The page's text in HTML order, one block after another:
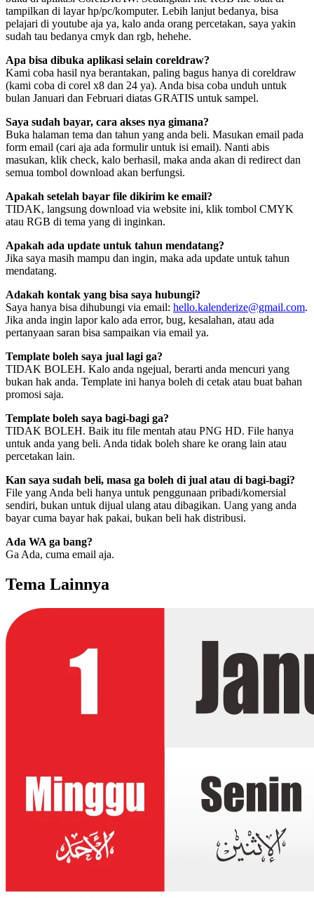
tampilkan di layar hp/pc/komputer. Lebih lanjut bedanya, bisa
pelajari di youtube aja ya, kalo anda orang percetakan, saya yakin
sudah tau bedanya cmyk dan rgb, hehehe.
Apa bisa dibuka aplikasi selain coreldraw?
Kami coba hasil nya berantakan, paling bagus hanya di coreldraw
(kami coba di corel x8 dan 24 ya). Anda bisa coba unduh untuk
bulan Januari dan Februari diatas GRATIS untuk sampel.
Saya sudah bayar, cara akses nya gimana?
Buka halaman tema dan tahun yang anda beli. Masukan email pada
form email (cari aja ada formulir untuk isi email). Nanti abis
masukan, klik check, kalo berhasil, maka anda akan di redirect dan
semua tombol download akan berfungsi.
Apakah setelah bayar file dikirim ke email?
TIDAK, langsung download via website ini, klik tombol CMYK
atau RGB di tema yang di inginkan.
Apakah ada update untuk tahun mendatang?
Jika saya masih mampu dan ingin, maka ada update untuk tahun
mendatang.
Adakah kontak yang bisa saya hubungi?
Saya hanya bisa dihubungi via email: hello.kalenderize@gmail.com.
Jika anda ingin lapor kalo ada error, bug, kesalahan, atau ada
pertanyaan saran bisa sampaikan via email ya.
Template boleh saya jual lagi ga?
TIDAK BOLEH. Kalo anda ngejual, berarti anda mencuri yang
bukan hak anda. Template ini hanya boleh di cetak atau buat bahan
promosi saja.
Template boleh saya bagi-bagi ga?
TIDAK BOLEH. Baik itu file mentah atau PNG HD. File hanya
untuk anda yang beli. Anda tidak boleh share ke orang lain atau
percetakan lain.
Kan saya sudah beli, masa ga boleh di jual atau di bagi-bagi?
File yang Anda beli hanya untuk penggunaan pribadi/komersial
sendiri, bukan untuk dijual ulang atau dibagikan. Uang yang anda
bayar cuma bayar hak pakai, bukan beli hak distribusi.
Ada WA ga bang?
Ga Ada, cuma email aja.
Tema Lainnya